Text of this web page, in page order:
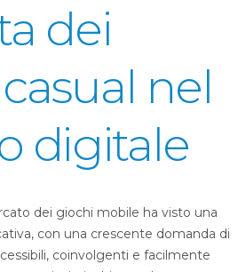
dei
nel
digitale
dei giochi mobile ha visto una
con una crescente domanda di
coinvolgenti e facilmente